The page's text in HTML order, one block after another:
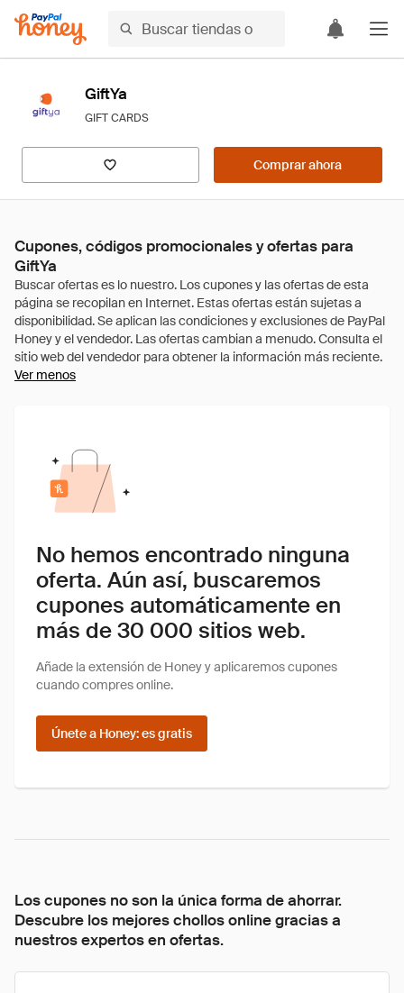
GiftYa
GIFT CARDS
Comprar ahora
Cupones, códigos promocionales y ofertas para
GiftYa
Ver menos
No hemos encontrado ninguna
oferta. Aún así, buscaremos
cupones automáticamente en
más de 30 000 sitios web.
Añade la extensión de Honey y aplicaremos cupones
cuando compres online.
Únete a Honey: es gratis
Los cupones no son la única forma de ahorrar.
Descubre los mejores chollos online gracias a
nuestros expertos en ofertas.